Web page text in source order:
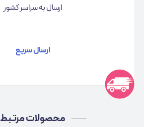
ارسال به سراسر کشور
ارسال سریع
محصولات مرتبط